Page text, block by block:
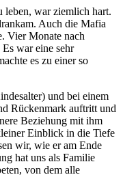
leben, war ziemlich hart.
Auch die Mafia
Vier Monate nach
war eine sehr
es zu einer so
und bei einem
Rückenmark auftritt und
Beziehung mit ihm
Einblick in die Tiefe
wir, wie er am Ende
hat uns als Familie
von dem alle